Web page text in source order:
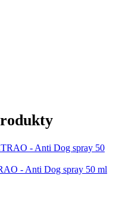
- Anti Dog spray 50 ml